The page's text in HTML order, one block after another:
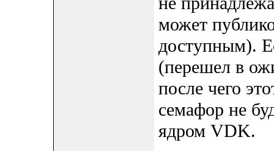
может
доступным).
(перешел в
после чего
семафор не
ядром VDK.